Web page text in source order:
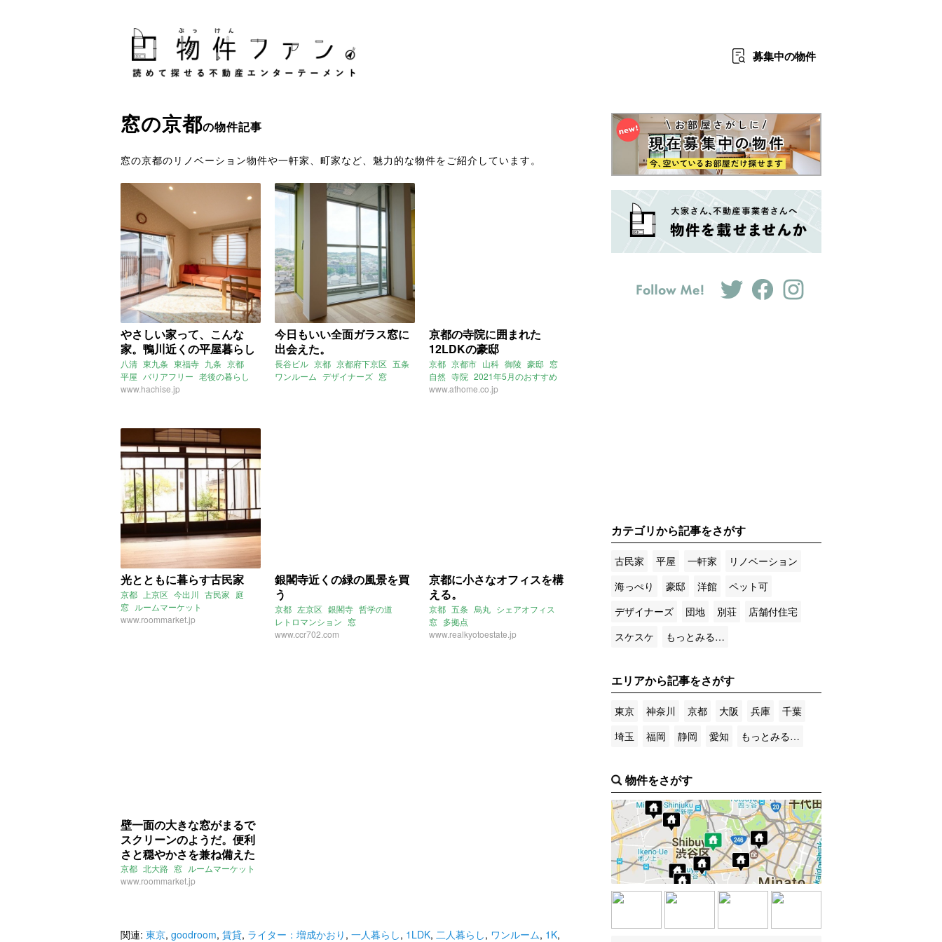
募集中の物件
窓の京都の物件記事
窓の京都のリノベーション物件や一軒家、町家など、魅力的な物件をご紹介しています。
やさしい家って、こんな
家。鴨川近くの平屋暮らし
八清 東九条 東福寺 九条 京都
平屋 バリアフリー 老後の暮らし
窓
www.hachise.jp
今日もいい全面ガラス窓に
出会えた。
長谷ビル 京都 京都府下京区 五条
ワンルーム デザイナーズ 窓
京都の寺院に囲まれた
12LDKの豪邸
京都 京都市 山科 御陵 豪邸 窓
自然 寺院 2021年5月のおすすめ
www.athome.co.jp
光とともに暮らす古民家
京都 上京区 今出川 古民家 庭
窓 ルームマーケット
www.roommarket.jp
銀閣寺近くの緑の風景を買
う
京都 左京区 銀閣寺 哲学の道
レトロマンション 窓
www.ccr702.com
京都に小さなオフィスを構
える。
京都 五条 烏丸 シェアオフィス
窓 多拠点
www.realkyotoestate.jp
壁一面の大きな窓がまるで
スクリーンのようだ。便利
さと穏やかさを兼ね備えた
北大路レトロマンション。
京都 北大路 窓 ルームマーケット
www.roommarket.jp
関連: 東京, goodroom, 賃貸, ライター：増成かおり , 一人暮らし, 1LDK, 二人暮らし, ワンルーム, 1K,
カテゴリから記事をさがす
古民家 平屋 一軒家
リノベーション
海っぺり
豪邸 洋館
ペット可
デザイナーズ
団地 別荘
店舗付住宅
スケスケ
もっとみる…
エリアから記事をさがす
東京 神奈川 京都 大阪 兵庫
千葉
埼玉
福岡 静岡 愛知 もっとみる…
物件をさがす